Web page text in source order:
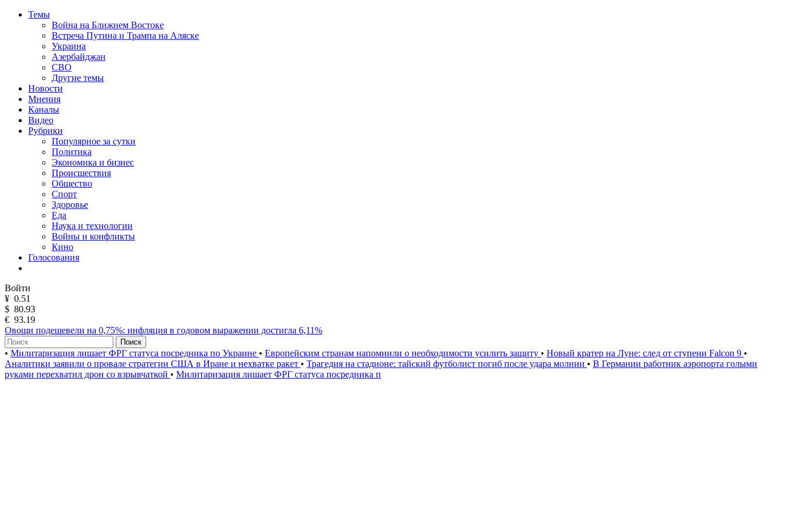
Темы
Война на Ближнем Востоке
Встреча Путина и Трампа на Аляске
Украина
Азербайджан
СВО
Другие темы
Новости
Мнения
Каналы
Видео
Рубрики
Популярное за сутки
Политика
Экономика и бизнес
Происшествия
Общество
Спорт
Здоровье
Еда
Наука и технологии
Войны и конфликты
Кино
Голосования
Войти
¥ 0.51
$ 80.93
€ 93.19
Овощи подешевели на 0,75%: инфляция в годовом выражении достигла 6,11%
Поиск
• Милитаризация лишает ФРГ статуса посредника по Украине • Европейским странам напомнили о необходимости усилить защиту • Новый кратер на Луне: след от ступени Falcon 9 •
Аналитики заявили о провале стратегии США в Иране и нехватке ракет • Трагедия на стадионе: тайский футболист погиб после удара молнии • В Германии работник аэропорта голыми
руками перехватил дрон со взрывчаткой • Милитаризация лишает ФРГ статуса посредника п